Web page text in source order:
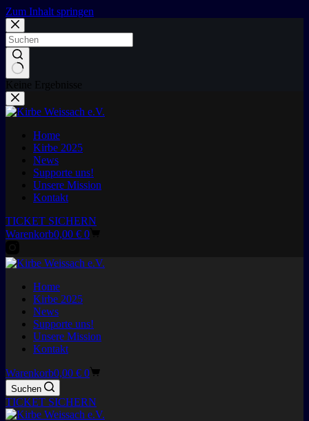
Zum Inhalt springen
Keine Ergebnisse
Home
Kirbe 2025
News
Supporte uns!
Unsere Mission
Kontakt
TICKET SICHERN
Warenkorb0,00 € 0
Home
Kirbe 2025
News
Supporte uns!
Unsere Mission
Kontakt
Warenkorb0,00 € 0
Suchen
TICKET SICHERN